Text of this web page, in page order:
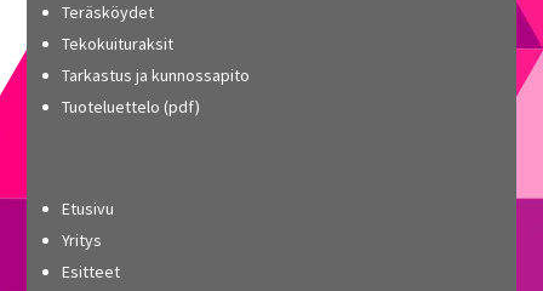
Teräsköydet
Tekokuituraksit
Tarkastus ja kunnossapito
Tuoteluettelo (pdf)
Etusivu
Yritys
Esitteet